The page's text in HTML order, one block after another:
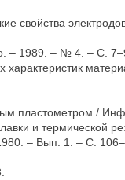
свойства
– 1989. – № 4. – С.
пластометром /
и термической
– Вып. 1. – С.